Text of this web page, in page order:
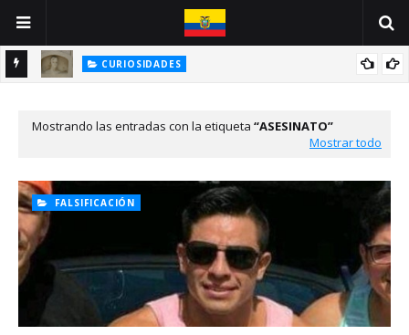
CURIOSIDADES
NEGRA
Mostrando las entradas con la etiqueta ASESINATO
Mostrar todo
FALSIFICACIÓN